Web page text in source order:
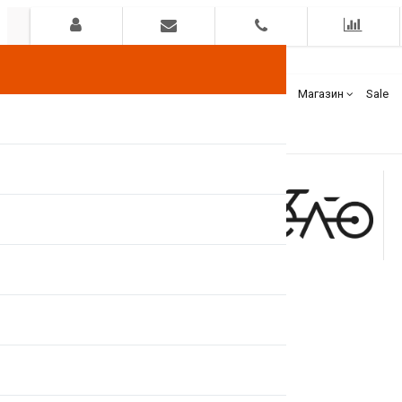
Гарантия Оплата Доставка Бренды Магазин Sale